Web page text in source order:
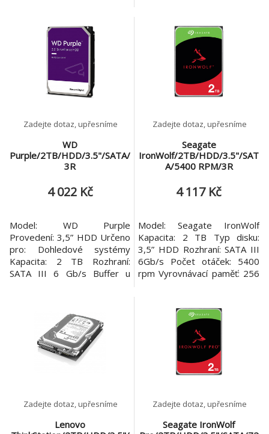
mm Záruka: 2 roky
nepřetržitý provoz Kapacita:
2TB Typ disku: 3,5" Rozhraní:
SATA Přenosová rychlost: až
175MB/s Počet otáček:
5400RPM Vyrovnávací
paměť: 64MB Rozměry:
WD
Purple/2TB/HDD/3.5"/SATA/
3R
Zadejte dotaz, upřesníme
4 022 Kč
Model: WD Purple
Provedení: 3,5” HDD Určeno
pro: Dohledové systémy
Kapacita: 2 TB Rozhraní:
SATA III 6 Gb/s Buffer u
Seagate
IronWolf/2TB/HDD/3.5"/SAT
A/5400 RPM/3R
Zadejte dotaz, upřesníme
4 117 Kč
Model: Seagate IronWolf
Kapacita: 2 TB Typ disku:
3,5” HDD Rozhraní: SATA III
6Gb/s Počet otáček: 5400
rpm Vyrovnávací paměť: 256
101,85 x 20,20 x 146,99 mm
Hmotnost: 415g Záruka: 3
roky Informace o povinnosti
splnění dodatečné vývozní
podmínky uložené výr
Lenovo
Zadejte dotaz, upřesníme
Seagate IronWolf
Zadejte dotaz, upřesníme